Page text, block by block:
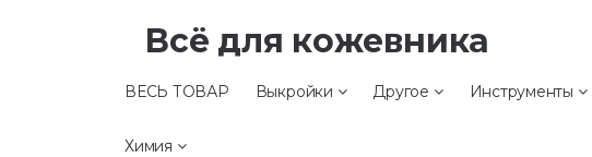
Всё для кожевника
ВЕСЬ ТОВАР Выкройки Другое Инструменты
Химия
ВЕСЬ ТОВАР